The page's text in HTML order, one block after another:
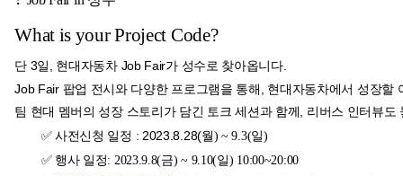
What is your Project Code?
단 3일, 현대자동차 Job Fair가 성수로 찾아옵니다.
Job Fair 팝업 전시와 다양한 프로그램을 통해, 현대자동차에서 성장할
팀 현대 멤버의 성장 스토리가 담긴 토크 세션과 함께, 리버스 인터뷰도
✅ 사전신청 일정 : 2023.8.28(월) ~ 9.3(일)
✅ 행사 일정: 2023.9.8(금) ~ 9.10(일) 10:00~20:00